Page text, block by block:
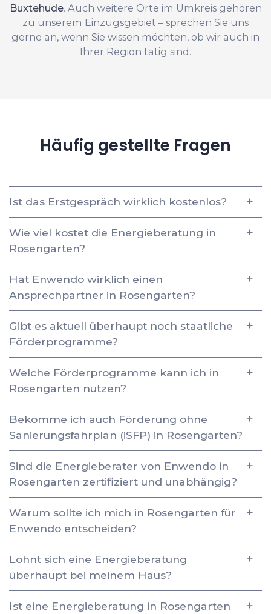
Buxtehude. Auch weitere Orte im Umkreis gehören
zu unserem Einzugsgebiet – sprechen Sie uns
gerne an, wenn Sie wissen möchten, ob wir auch in
Ihrer Region tätig sind.
Häufig gestellte Fragen
Ist das Erstgespräch wirklich kostenlos?
Wie viel kostet die Energieberatung in
Rosengarten?
Hat Enwendo wirklich einen
Ansprechpartner in Rosengarten?
Gibt es aktuell überhaupt noch staatliche
Förderprogramme?
Welche Förderprogramme kann ich in
Rosengarten nutzen?
Bekomme ich auch Förderung ohne
Sanierungsfahrplan (iSFP) in Rosengarten?
Sind die Energieberater von Enwendo in
Rosengarten zertifiziert und unabhängig?
Warum sollte ich mich in Rosengarten für
Enwendo entscheiden?
Lohnt sich eine Energieberatung
überhaupt bei meinem Haus?
Ist eine Energieberatung in Rosengarten